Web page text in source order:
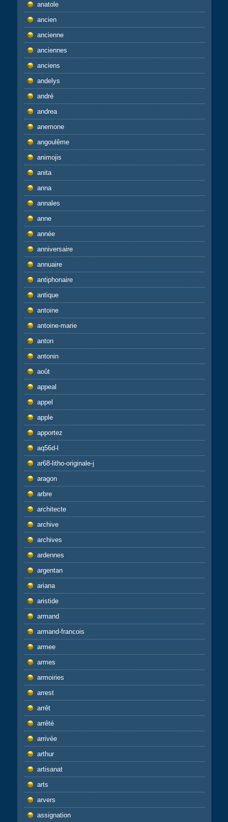
anatole
ancien
ancienne
anciennes
anciens
andelys
andré
andrea
anemone
angoulême
animojis
anita
anna
annales
anne
année
anniversaire
annuaire
antiphonaire
antique
antoine
antoine-marie
anton
antonin
août
appeal
appel
apple
apportez
aq56d-l
ar68-litho-originale-j
aragon
arbre
architecte
archive
archives
ardennes
argentan
ariana
aristide
armand
armand-francois
armee
armes
armoiries
arrest
arrêt
arrêté
arrivée
arthur
artisanat
arts
arvers
assignation